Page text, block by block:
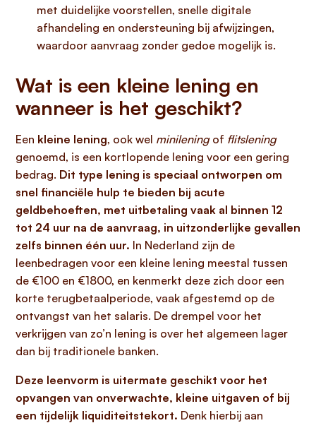
met duidelijke voorstellen, snelle digitale
afhandeling en ondersteuning bij afwijzingen,
waardoor aanvraag zonder gedoe mogelijk is.
Wat is een kleine lening en
wanneer is het geschikt?
Een kleine lening, ook wel minileningof flitslening
genoemd, is een kortlopende lening voor een gering
bedrag. Dit type lening is speciaal ontworpen om
snel financiële hulp te bieden bij acute
geldbehoeften, met uitbetaling vaak al binnen 12
tot 24 uur na de aanvraag, in uitzonderlijke gevallen
zelfs binnen één uur. In Nederland zijn de
leenbedragen voor een kleine lening meestal tussen
de €100 en €1800, en kenmerkt deze zich door een
korte terugbetaalperiode, vaak afgestemd op de
ontvangst van het salaris. De drempel voor het
verkrijgen van zo’n lening is over het algemeen lager
dan bij traditionele banken.
Deze leenvorm is uitermate geschikt voor het
opvangen van onverwachte, kleine uitgaven of bij
een tijdelijk liquiditeitstekort. Denk hierbij aan